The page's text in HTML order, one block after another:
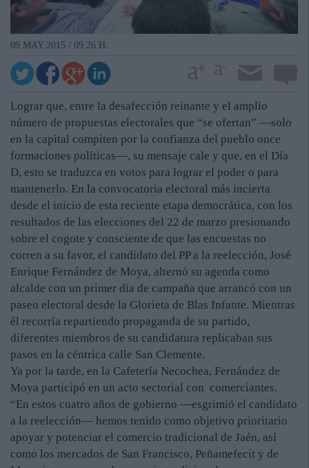
09 MAY 2015 / 09:26 H.
Lograr que, entre la desafección reinante y el amplio
número de propuestas electorales que “se ofertan” —solo
en la capital compiten por la confianza del pueblo once
formaciones políticas—, su mensaje cale y que, en el Día
D, esto se traduzca en votos para lograr el poder o para
mantenerlo. En la convocatoria electoral más incierta
desde el inicio de esta reciente etapa democrática, con los
resultados de las elecciones del 22 de marzo presionando
sobre el cogote y consciente de que las encuestas no
corren a su favor, el candidato del PP a la reelección, José
Enrique Fernández de Moya, alternó su agenda como
alcalde con un primer día de campaña que arrancó con un
paseo electoral desde la Glorieta de Blas Infante. Mientras
él recorría repartiendo propaganda de su partido,
diferentes miembros de su candidatura replicaban sus
pasos en la céntrica calle San Clemente.
Ya por la tarde, en la Cafetería Necochea, Fernández de
Moya participó en un acto sectorial con comerciantes.
“En estos cuatro años de gobierno —esgrimió el candidato
a la reelección— hemos tenido como objetivo prioritario
apoyar y potenciar el comercio tradicional de Jaén, así
como los mercados de San Francisco, Peñamefecit y de